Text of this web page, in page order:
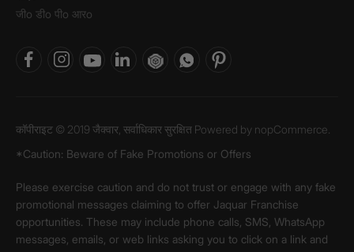
जीo डीo पीo आरo
कॉपीराइट © 2019 जैक्वार, सर्वाधिकार सुरक्षित Powered by nopCommerce.
*Caution: Beware of Fake Promotions or Offers
Please exercise caution and do not trust or engage with any fake
promotional messages claiming to offer Jaquar Franchise
opportunities. These may include phone calls, SMS, WhatsApp
messages, emails, or web links asking you to click on a link and